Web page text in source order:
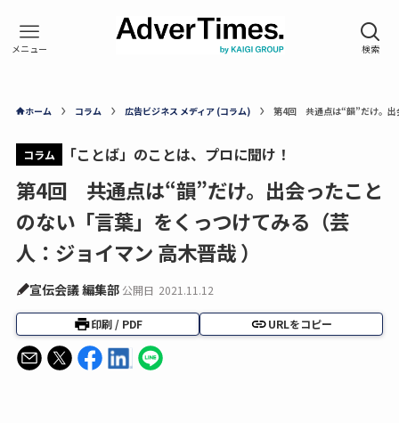
ホーム コラム 広告ビジネス メディア (コラム) 第4回 共通点は“韻”だけ。出
コラム 「ことば」のことは、プロに聞け！
第4回 共通点は“韻”だけ。出会ったこと
のない「言葉」をくっつけてみる（芸
人：ジョイマン 高木晋哉 ）
宣伝会議 編集部 公開日 2021.11.12
印刷 / PDF URLをコピー